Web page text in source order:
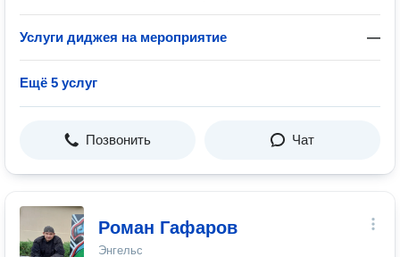
Услуги диджея на мероприятие —
Ещё 5 услуг
Позвонить Чат
Роман Гафаров
Энгельс